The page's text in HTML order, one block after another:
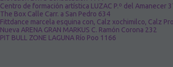
Centro de formación artística LUZAC P.º del Amanecer
The Box Calle Carr. a San Pedro 634
Fittdance marcela esquina con, Calz xochimilco, Calz
Nueva ARENA GRAN MARKUS C. Ramón Corona 232
PIT BULL ZONE LAGUNA Río Poo 1166